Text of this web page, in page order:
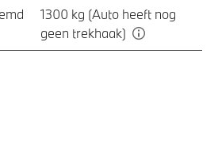
1300 kg (Auto heeft nog
geen trekhaak)